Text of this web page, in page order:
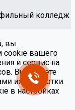
колледж
вы
cookie вашего
и сервис на
Вы можете
их обработки.
в настройках